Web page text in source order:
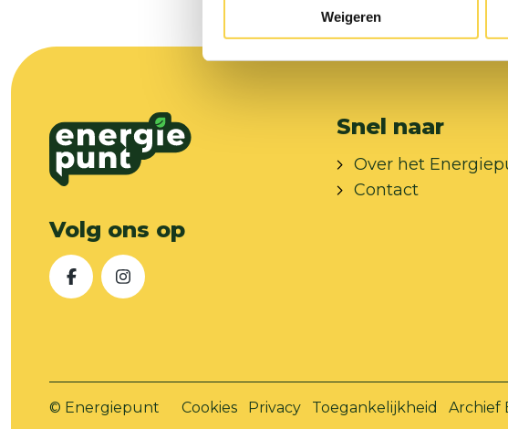
Weigeren
Volg ons op
FacebookInstagram
Snel naar
Over het
Contact
© Energiepunt Cookies Privacy Toegankelijkheid Archief